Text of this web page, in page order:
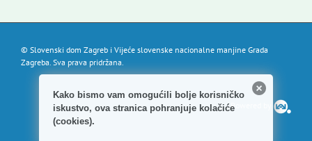
© Slovenski dom Zagreb i Vijeće slovenske nacionalne manjine Grada
Zagreba. Sva prava pridržana.
Powered by
Kako bismo vam omogućili bolje korisničko
iskustvo, ova stranica pohranjuje kolačiće
(cookies).